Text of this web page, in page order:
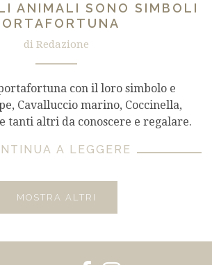
ANIMALI SONO SIMBOLI
di Redazione
con il loro simbolo e
Cavalluccio marino, Coccinella,
tanti altri da conoscere e regalare.
A LEGGERE
MOSTRA ALTRI